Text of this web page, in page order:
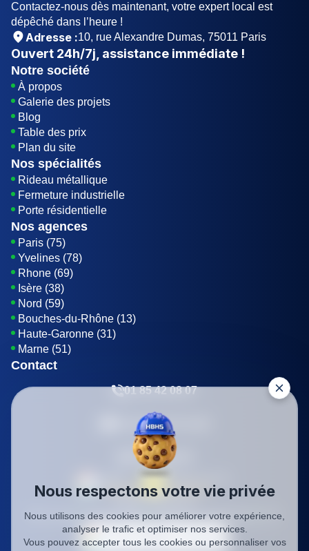
Contactez-nous dès maintenant, votre expert local est
dépêché dans l’heure !
Adresse :10, rue Alexandre Dumas, 75011 Paris
Ouvert 24h/7j , assistance immédiate !
Notre société
À propos
Galerie des projets
Blog
Table des prix
Plan du site
Nos spécialités
Rideau métallique
Fermeture industrielle
Porte résidentielle
Nos agences
Paris (75)
Yvelines (78)
Rhone (69)
Isère (38)
Nord (59)
Bouches-du-Rhône (13)
Haute-Garonne (31)
Marne (51)
Contact
01 85 42 08 07
Envoyer un E-mail
Être rappelé
Charte qualité Mentions légales Politique de confidentialité CGV
Nous respectons votre vie privée
Nous utilisons des cookies pour améliorer votre expérience,
analyser le trafic et optimiser nos services.
Vous pouvez accepter tous les cookies ou personnaliser vos